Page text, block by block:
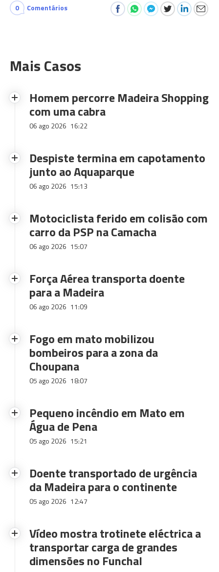
0 Comentários
Mais Casos
Homem percorre Madeira Shopping
com uma cabra
06 ago 2026 16:22
Despiste termina em capotamento
junto ao Aquaparque
06 ago 2026 15:13
Motociclista ferido em colisão com
carro da PSP na Camacha
06 ago 2026 15:07
Força Aérea transporta doente
para a Madeira
06 ago 2026 11:09
Fogo em mato mobilizou
bombeiros para a zona da
Choupana
05 ago 2026 18:07
Pequeno incêndio em Mato em
Água de Pena
05 ago 2026 15:21
Doente transportado de urgência
da Madeira para o continente
05 ago 2026 12:47
Vídeo mostra trotinete eléctrica a
transportar carga de grandes
dimensões no Funchal